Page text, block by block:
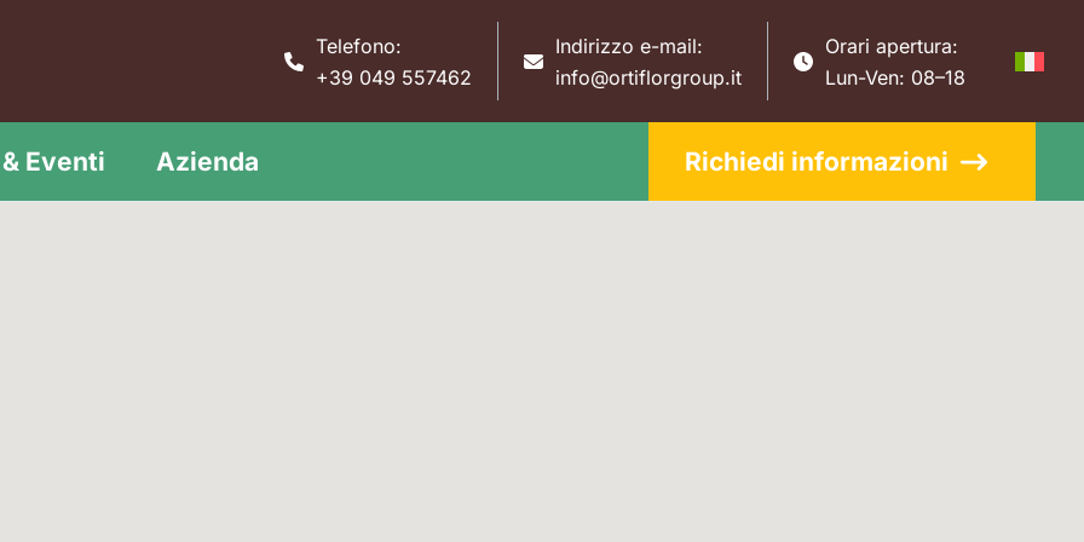
Telefono:
+39 049 557462
Indirizzo e-mail:
info@ortiflorgroup.it
Orari apertura:
Lun-Ven: 08–18
Eventi Azienda Richiedi informazioni